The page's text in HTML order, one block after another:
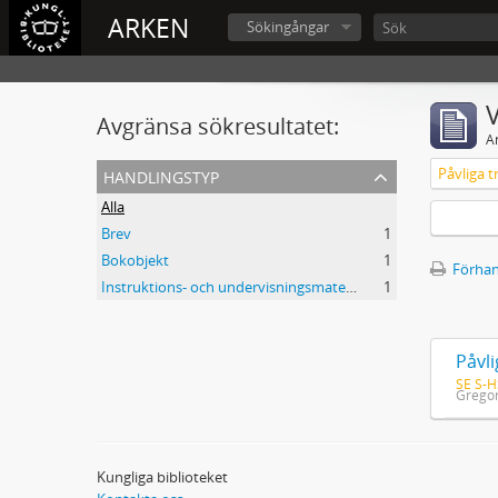
ARKEN Sökingångar
Avgränsa sökresultatet:
handlingstyp
Alla
Brev
1
Bokobjekt
1
Instruktions- och undervisningsmaterial
1
SE S-
Kungliga biblioteket